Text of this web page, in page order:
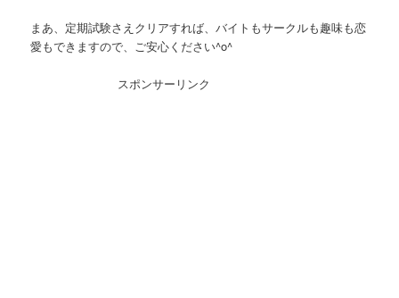
まあ、定期試験さえクリアすれば、バイトもサークルも趣味も恋
愛もできますので、ご安心ください^o^
スポンサーリンク